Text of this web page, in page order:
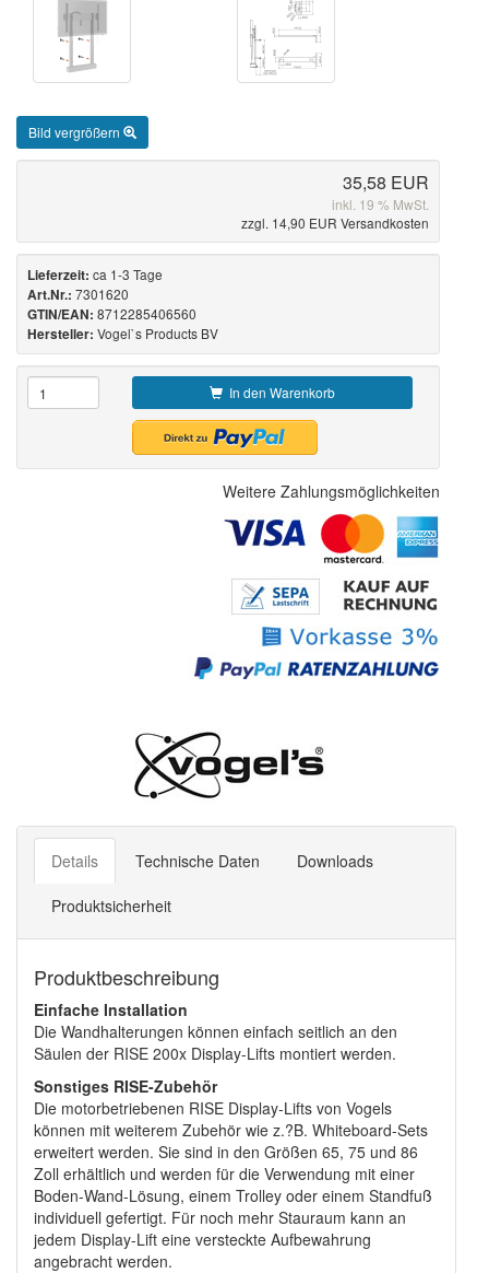
Bild vergrößern
35,58 EUR
inkl. 19 % MwSt.
zzgl. 14,90 EUR Versandkosten
Lieferzeit: ca 1-3 Tage
Art.Nr.: 7301620
GTIN/EAN: 8712285406560
Hersteller: Vogel`s Products BV
In den Warenkorb
Weitere Zahlungsmöglichkeiten
Details Technische Daten Downloads
Produktsicherheit
Produktbeschreibung
Einfache Installation
Die Wandhalterungen können einfach seitlich an den
Säulen der RISE 200x Display-Lifts montiert werden.
Sonstiges RISE-Zubehör
Die motorbetriebenen RISE Display-Lifts von Vogels
können mit weiterem Zubehör wie z.?B. Whiteboard-Sets
erweitert werden. Sie sind in den Größen 65, 75 und 86
Zoll erhältlich und werden für die Verwendung mit einer
Boden-Wand-Lösung, einem Trolley oder einem Standfuß
individuell gefertigt. Für noch mehr Stauraum kann an
jedem Display-Lift eine versteckte Aufbewahrung
angebracht werden.